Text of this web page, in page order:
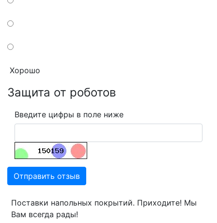
Хорошо
Защита от роботов
Введите цифры в поле ниже
Отправить отзыв
Поставки напольных покрытий. Приходите! Мы
Вам всегда рады!